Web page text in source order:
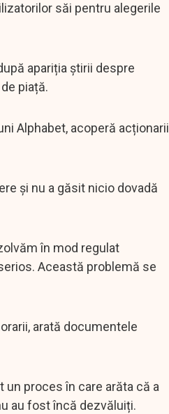
săi pentru alegerile
apariția știrii despre
piață.
Alphabet, acoperă acționarii
și nu a găsit nicio dovadă
în mod regulat
Această problemă se
arată documentele
proces în care arăta că a
au fost încă dezvăluiți.